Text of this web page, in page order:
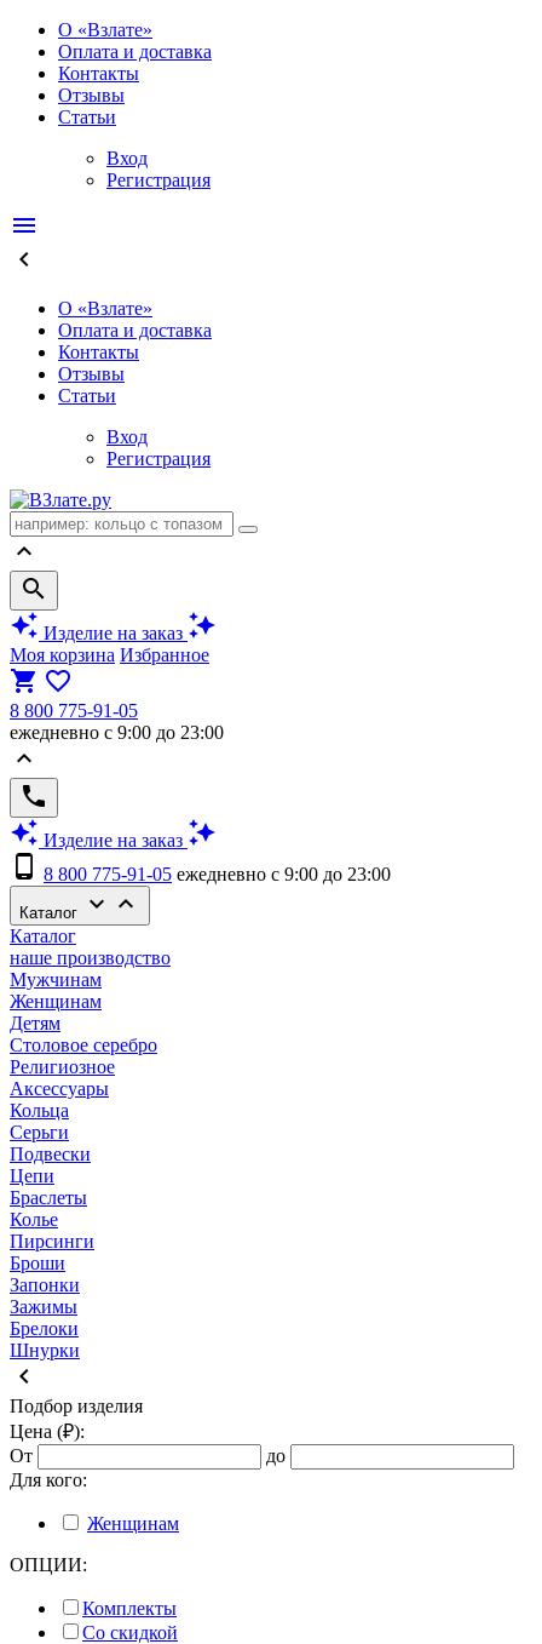
О «Взлате»
Оплата и доставка
Контакты
Отзывы
Статьи
Вход
Регистрация
menu
keyboard_arrow_left
О «Взлате»
Оплата и доставка
Контакты
Отзывы
Статьи
Вход
Регистрация
keyboard_arrow_up
search
auto_awesome Изделие на заказ auto_awesome
Моя корзина Избранное
shopping_cart favorite_border
8 800 775-91-05
ежедневно с 9:00 до 23:00
keyboard_arrow_up
phone
auto_awesome Изделие на заказ auto_awesome
phone_android 8 800 775-91-05 ежедневно с 9:00 до 23:00
Каталог keyboard_arrow_down keyboard_arrow_up
Каталог
наше производство
Мужчинам
Женщинам
Детям
Столовое серебро
Религиозное
Аксессуары
Кольца
Серьги
Подвески
Цепи
Браслеты
Колье
Пирсинги
Броши
Запонки
Зажимы
Брелоки
Шнурки
keyboard_arrow_left
Подбор изделия
Цена (₽):
От
до
Для кого:
Женщинам
ОПЦИИ:
Комплекты
Со скидкой